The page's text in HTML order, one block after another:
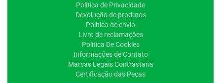
Política de Privacidade
Devolução de produtos
Política de envio
Livro de reclamações
Política De Cookies
Informações de Contato
Marcas Legais Contrastaria
Certificação das Peças